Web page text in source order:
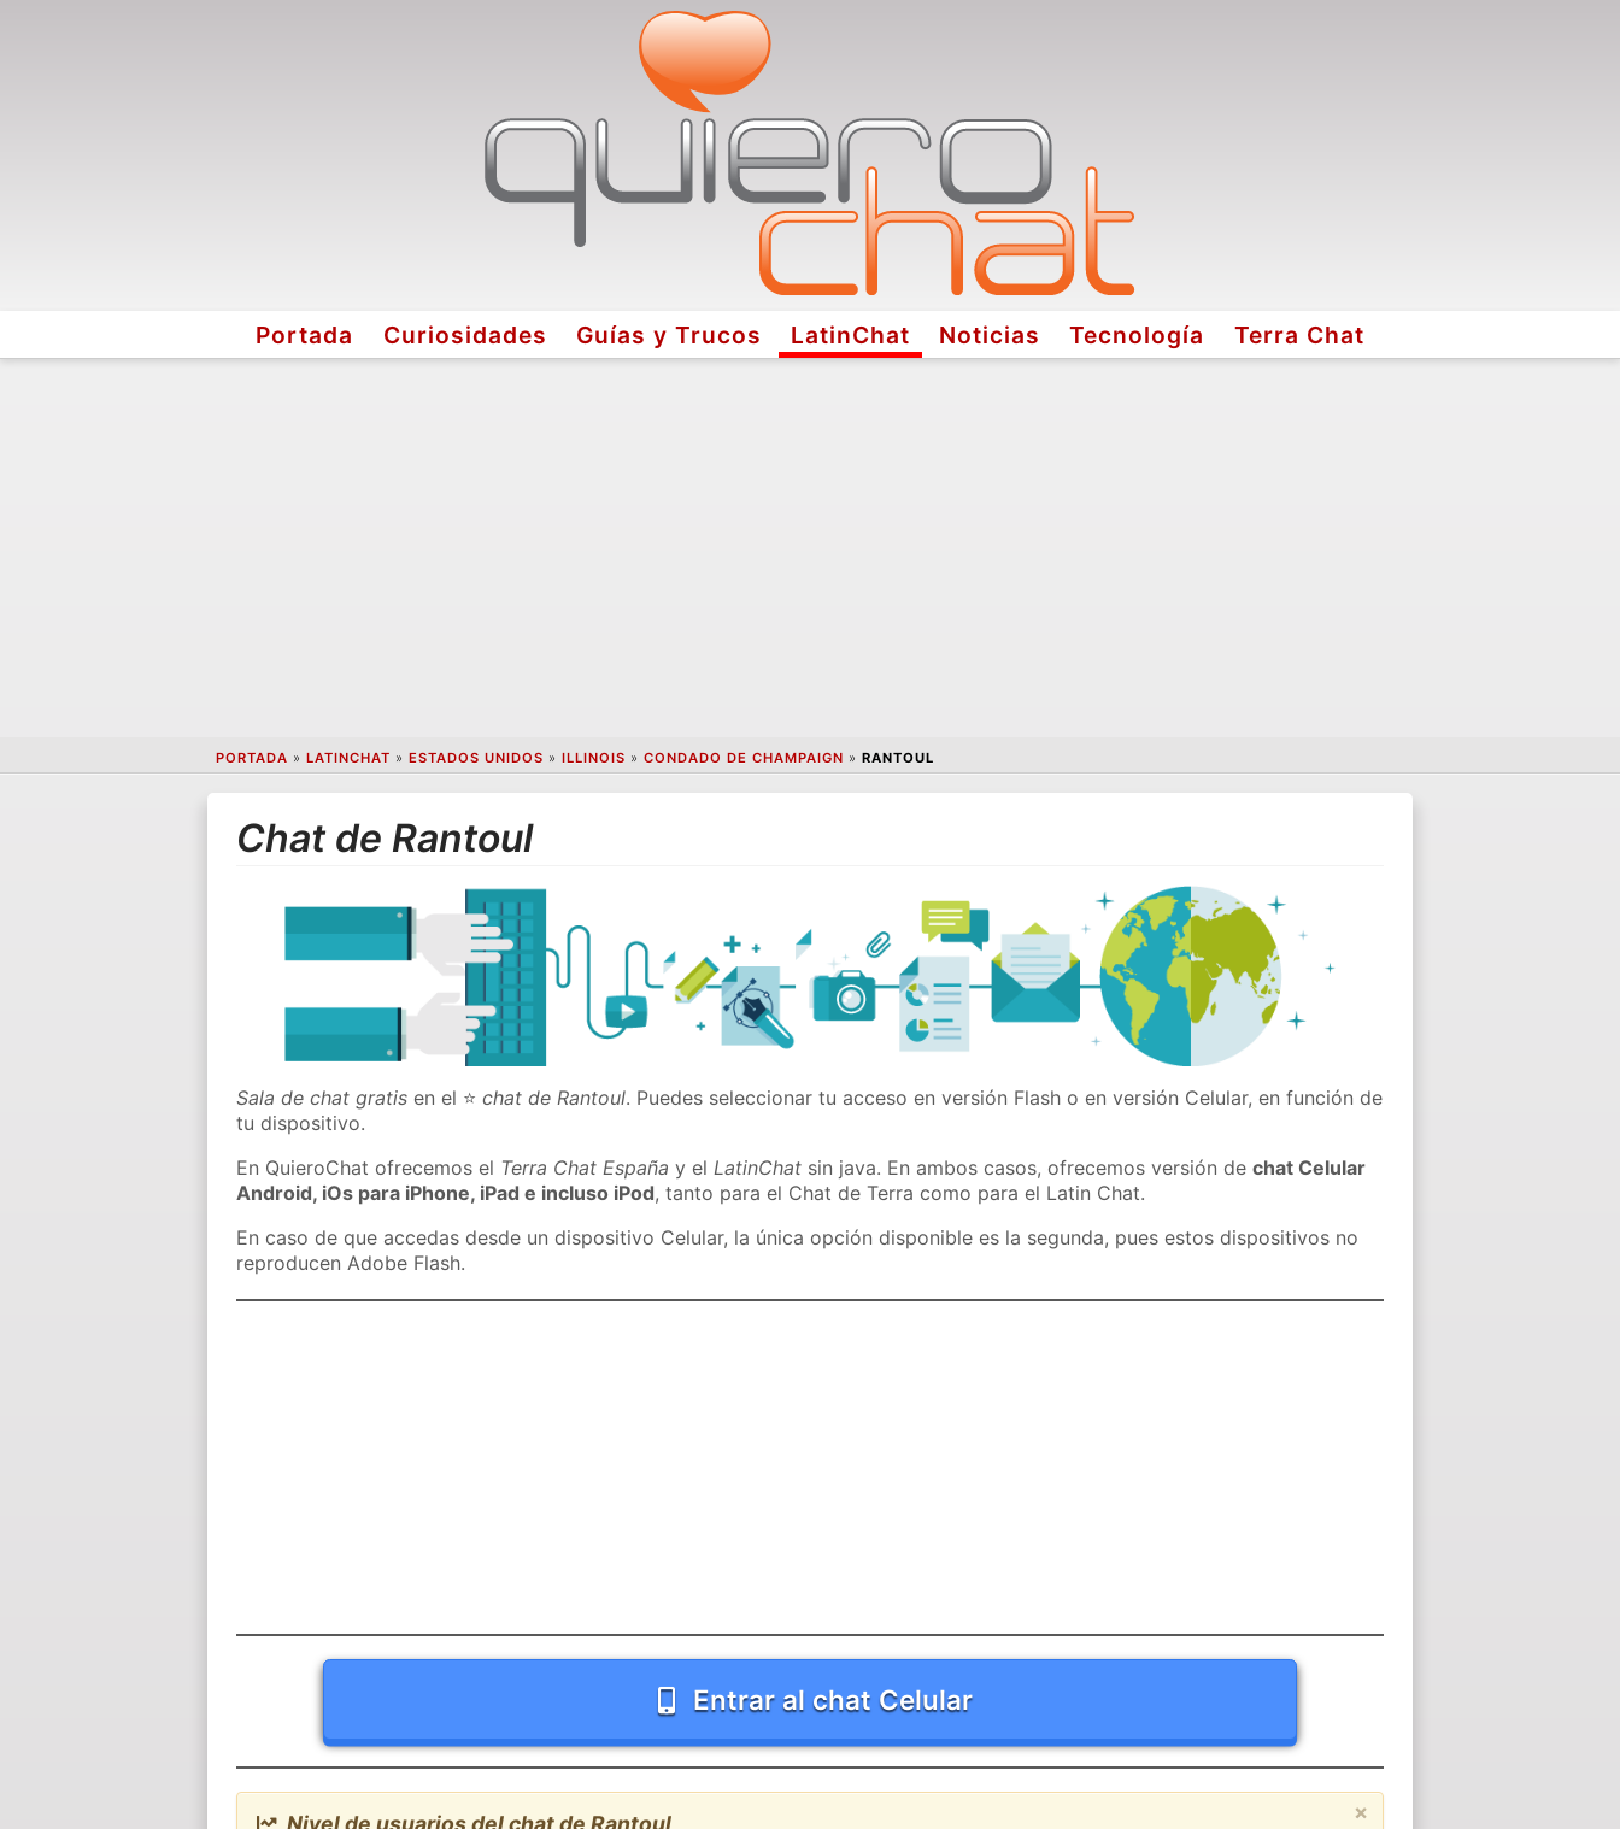
Portada Curiosidades Guías y Trucos LatinChat Noticias Tecnología Terra Chat
PORTADA » LATINCHAT » ESTADOS UNIDOS » ILLINOIS » CONDADO DE CHAMPAIGN » RANTOUL
Chat de Rantoul
Sala de chat gratis en el ⭐chat de Rantoul. Puedes seleccionar tu acceso en versión Flash o en versión Celular, en función de
tu dispositivo.
En QuieroChat ofrecemos el Terra Chat España y elLatinChat sin java. En ambos casos, ofrecemos versión dechat Celular
Android, iOs para iPhone, iPad e incluso iPod, tanto para el Chat de Terra como para el Latin Chat.
En caso de que accedas desde un dispositivo Celular, la única opción disponible es la segunda, pues estos dispositivos no
reproducen Adobe Flash.
Entrar al chat Celular
×
Nivel de usuarios del chat de Rantoul